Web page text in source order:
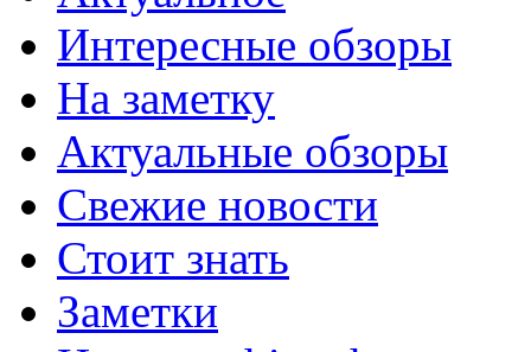
Интересные обзоры
На заметку
Актуальные обзоры
Свежие новости
Стоит знать
Заметки